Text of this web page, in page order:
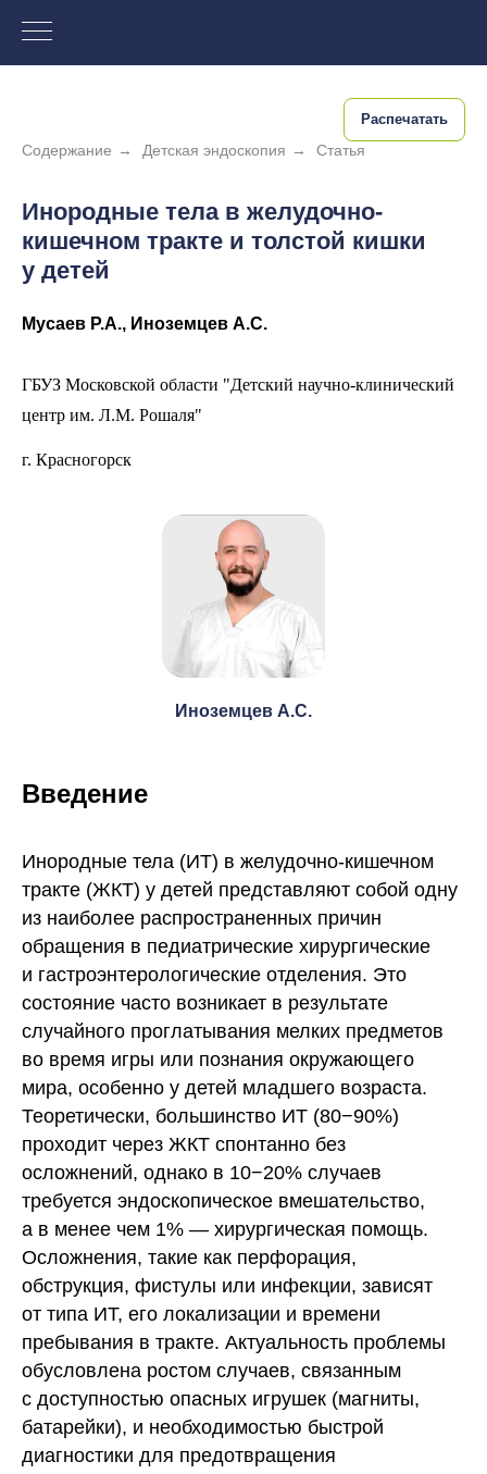
Распечатать
Содержание → Детская эндоскопия → Статья
Инородные тела в желудочно-
кишечном тракте и толстой кишки
у детей
Мусаев Р.А., Иноземцев А.С.
ГБУЗ Московской области "Детский научно-клинический
центр им. Л.М. Рошаля"
г. Красногорск
Иноземцев А.С.
Введение
Инородные тела (ИТ) в желудочно-кишечном
тракте (ЖКТ) у детей представляют собой одну
из наиболее распространенных причин
обращения в педиатрические хирургические
и гастроэнтерологические отделения. Это
состояние часто возникает в результате
случайного проглатывания мелких предметов
во время игры или познания окружающего
мира, особенно у детей младшего возраста.
Теоретически, большинство ИТ (80−90%)
проходит через ЖКТ спонтанно без
осложнений, однако в 10−20% случаев
требуется эндоскопическое вмешательство,
а в менее чем 1% — хирургическая помощь.
Осложнения, такие как перфорация,
обструкция, фистулы или инфекции, зависят
от типа ИТ, его локализации и времени
пребывания в тракте. Актуальность проблемы
обусловлена ростом случаев, связанным
с доступностью опасных игрушек (магниты,
батарейки), и необходимостью быстрой
диагностики для предотвращения